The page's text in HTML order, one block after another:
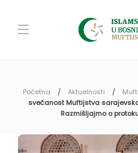
Početna Aktuelnosti
svečanost Muftijstva
Razmišljajmo o